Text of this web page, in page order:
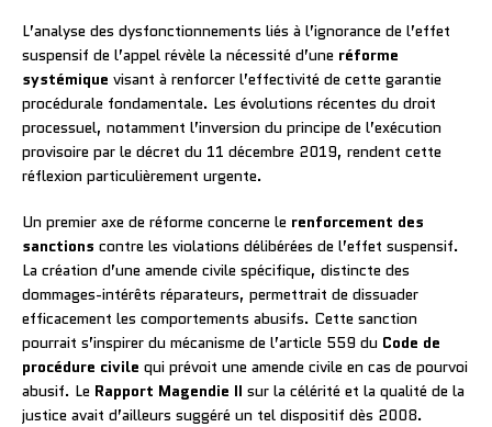
L’analyse des dysfonctionnements liés à l’ignorance de l’effet
suspensif de l’appel révèle la nécessité d’une réforme
systémique visant à renforcer l’effectivité de cette garantie
procédurale fondamentale. Les évolutions récentes du droit
processuel, notamment l’inversion du principe de l’exécution
provisoire par le décret du 11 décembre 2019, rendent cette
réflexion particulièrement urgente.
Un premier axe de réforme concerne le renforcement des
sanctions contre les violations délibérées de l’effet suspensif.
La création d’une amende civile spécifique, distincte des
dommages-intérêts réparateurs, permettrait de dissuader
efficacement les comportements abusifs. Cette sanction
pourrait s’inspirer du mécanisme de l’article 559 du Code de
procédure civile qui prévoit une amende civile en cas de pourvoi
abusif. Le Rapport Magendie II sur la célérité et la qualité de la
justice avait d’ailleurs suggéré un tel dispositif dès 2008.